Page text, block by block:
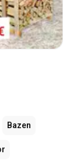
Bazen